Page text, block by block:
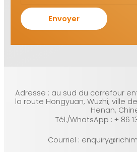
Adresse : au sud du carrefour
la route Hongyuan, Wuzhi, ville
Henan,
Tél./WhatsApp : + 86
Courriel :